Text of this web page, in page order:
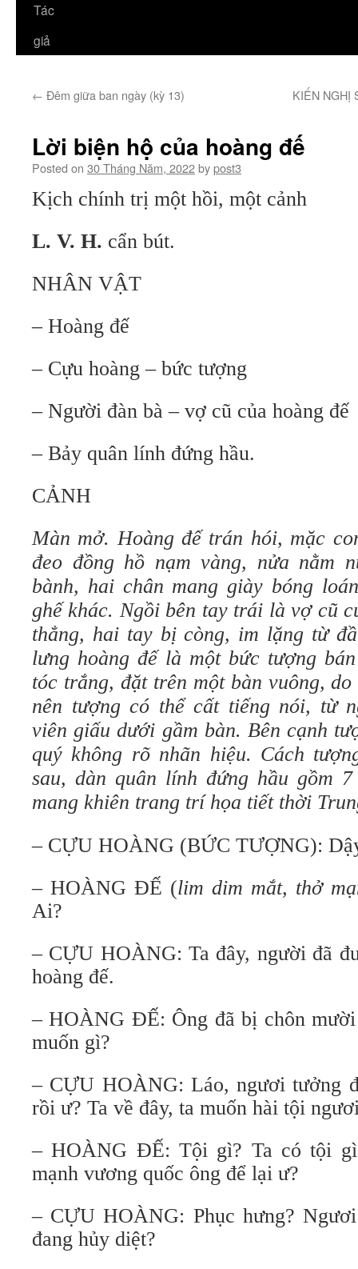
Tác
giả
← Đêm giữa ban ngày (kỳ 13) KIẾN NGHỊ
Lời biện hộ của hoàng đế
Posted on 30 Tháng Năm, 2022bypost3
Kịch chính trị một hồi, một cảnh
L. V. H. cẩn bút.
NHÂN VẬT
– Hoàng đế
– Cựu hoàng – bức tượng
– Người đàn bà – vợ cũ của hoàng đế
– Bảy quân lính đứng hầu.
CẢNH
Màn mở. Hoàng đế trán hói, mặc
đeo đồng hồ nạm vàng, nửa nằm
bành, hai chân mang giày bóng
ghế khác. Ngồi bên tay trái là vợ cũ
thẳng, hai tay bị còng, im lặng từ
lưng hoàng đế là một bức tượng
tóc trắng, đặt trên một bàn vuông,
nên tượng có thể cất tiếng nói, từ
viên giấu dưới gầm bàn. Bên cạnh
quý không rõ nhãn hiệu. Cách
sau, dàn quân lính đứng hầu gồm
mang khiên trang trí họa tiết thời
– CỰU HOÀNG (BỨC TƯỢNG):
– HOÀNG ĐẾ (lim dim mắt, thở
Ai?
– CỰU HOÀNG: Ta đây, người đã
hoàng đế.
– HOÀNG ĐẾ: Ông đã bị chôn
muốn gì?
– CỰU HOÀNG: Láo, ngươi tưởng
rồi ư? Ta về đây, ta muốn hài tội
– HOÀNG ĐẾ: Tội gì? Ta có tội
mạnh vương quốc ông để lại ư?
– CỰU HOÀNG: Phục hưng?
đang hủy diệt?